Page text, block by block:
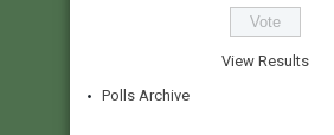
View Results
Polls Archive